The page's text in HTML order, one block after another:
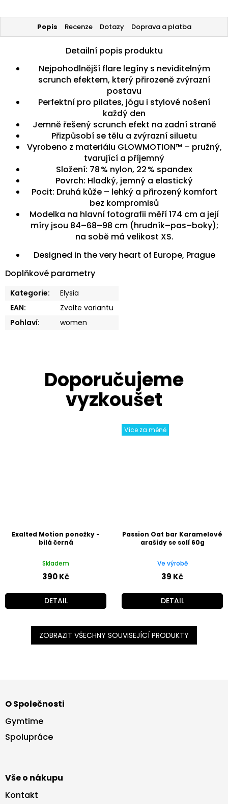
Exalted Motion ponožky -
bílá černá
Skladem
390 Kč
DETAIL
Více za méně
Passion Oat bar Karamelové
arašídy se solí 60g
Ve výrobě
39 Kč
DETAIL
ZOBRAZIT VŠECHNY SOUVISEJÍCÍ PRODUKTY
Popis Recenze Dotazy Doprava a platba
Detailní popis produktu
Nejpohodlnější flare legíny s neviditelným
scrunch efektem, který přirozeně zvýrazní
postavu
Perfektní pro pilates, jógu i stylové nošení
každý den
Jemně řešený scrunch efekt na zadní straně
Přizpůsobí se tělu a zvýrazní siluetu
Vyrobeno z materiálu GLOWMOTION™ – pružný,
tvarující a příjemný
Složení: 78 % nylon, 22 % spandex
Povrch: Hladký, jemný a elastický
Pocit: Druhá kůže – lehký a přirozený komfort
bez kompromisů
Modelka na hlavní fotografii měří 174 cm a její
míry jsou 84–68–98 cm (hrudník–pas–boky);
na sobě má velikost XS.
Designed in the very heart of Europe, Prague
Doplňkové parametry
Kategorie:
Elysia
EAN:
Zvolte variantu
Pohlaví: women
p
a
O Společnosti
Gymtime
Spolupráce
Vše o nákupu
Kontakt